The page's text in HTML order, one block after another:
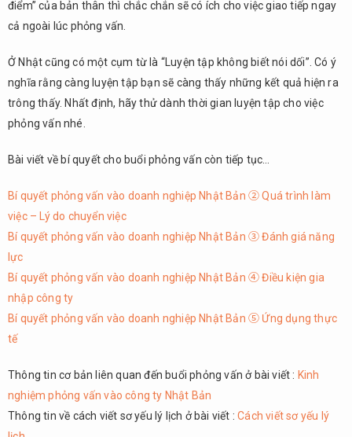
điểm” của bản thân thì chắc chắn sẽ có ích cho việc giao tiếp ngay
cả ngoài lúc phỏng vấn.
Ở Nhật cũng có một cụm từ là “Luyện tập không biết nói dối”. Có ý
nghĩa rằng càng luyện tập bạn sẽ càng thấy những kết quả hiện ra
trông thấy. Nhất định, hãy thử dành thời gian luyện tập cho việc
phỏng vấn nhé.
Bài viết về bí quyết cho buổi phỏng vấn còn tiếp tục…
Bí quyết phỏng vấn vào doanh nghiệp Nhật Bản ② Quá trình làm
việc – Lý do chuyển việc
Bí quyết phỏng vấn vào doanh nghiệp Nhật Bản ③ Đánh giá năng
lực
Bí quyết phỏng vấn vào doanh nghiệp Nhật Bản ④ Điều kiện gia
nhập công ty
Bí quyết phỏng vấn vào doanh nghiệp Nhật Bản ⑤ Ứng dụng thực
tế
Thông tin cơ bản liên quan đến buổi phỏng vấn ở bài viết : Kinh
nghiệm phỏng vấn vào công ty Nhật Bản
Thông tin về cách viết sơ yếu lý lịch ở bài viết :Cách viết sơ yếu lý